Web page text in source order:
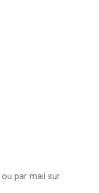
ou par mail sur